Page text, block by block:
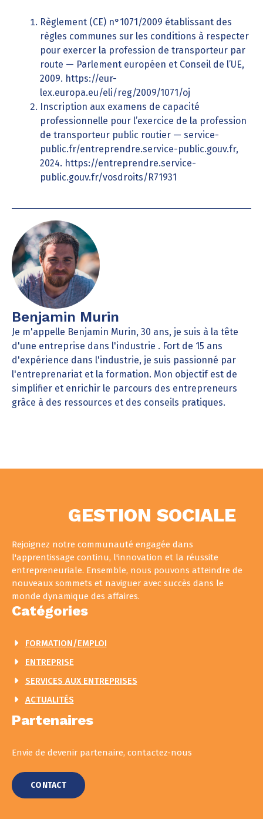
Règlement (CE) n°1071/2009 établissant des
règles communes sur les conditions à respecter
pour exercer la profession de transporteur par
route — Parlement européen et Conseil de l’UE,
2009. https://eur-
lex.europa.eu/eli/reg/2009/1071/oj
Inscription aux examens de capacité
professionnelle pour l’exercice de la profession
de transporteur public routier — service-
public.fr/entreprendre.service-public.gouv.fr,
2024. https://entreprendre.service-
public.gouv.fr/vosdroits/R71931
Benjamin Murin
Je m'appelle Benjamin Murin, 30 ans, je suis à la tête
d'une entreprise dans l'industrie . Fort de 15 ans
d'expérience dans l'industrie, je suis passionné par
l'entreprenariat et la formation. Mon objectif est de
simplifier et enrichir le parcours des entrepreneurs
grâce à des ressources et des conseils pratiques.
GESTION SOCIALE
Rejoignez notre communauté engagée dans
l'apprentissage continu, l'innovation et la réussite
entrepreneuriale. Ensemble, nous pouvons atteindre de
nouveaux sommets et naviguer avec succès dans le
monde dynamique des affaires.
Catégories
FORMATION/EMPLOI
ENTREPRISE
SERVICES AUX ENTREPRISES
ACTUALITÉS
Partenaires
Envie de devenir partenaire, contactez-nous
CONTACT